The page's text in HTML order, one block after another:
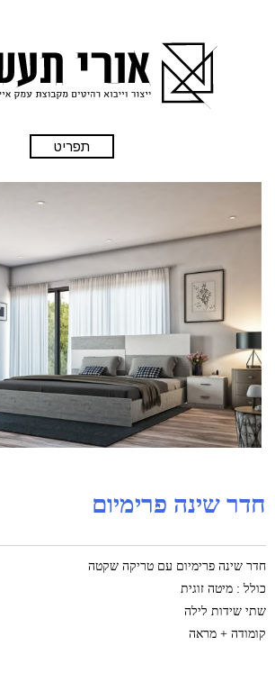
תפריט
חדר שינה פרימיום
חדר שינה פרימיום עם טריקה שקטה
כולל : מיטה זוגית
שתי שידות לילה
קומודה + מראה